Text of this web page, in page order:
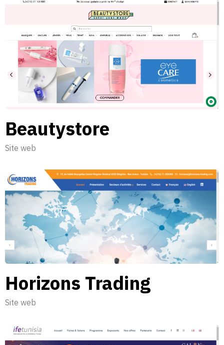
Beautystore
Site web
Horizons Trading
Site web